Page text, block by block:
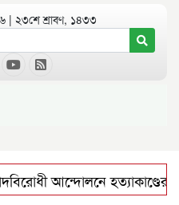
২৩শে শ্রাবণ, ১৪৩৩
আন্দোলনে হত্যাকাণ্ডের